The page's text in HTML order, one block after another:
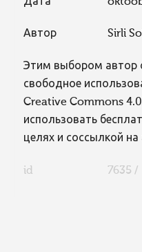
Автор Sirli
Этим выбором автор
свободное
Creative Commons
использовать
целях и соссылкой на
id 7635 /